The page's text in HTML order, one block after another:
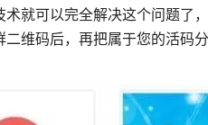
就可以完全解决这个问题了
维码后，再把属于您的活码